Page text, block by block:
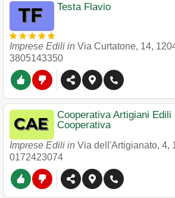
Testa Flavio
Imprese Edili in Via Curtatone, 14,
3805143350
Cooperativa Artigiani Edili
Cooperativa
Imprese Edili in Via dell'Artigianato, 4,
0172423074